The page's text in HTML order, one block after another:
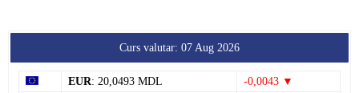
Curs valutar: 07 Aug 2026
EUR: 20,0493 MDL
-0,0043 ▼